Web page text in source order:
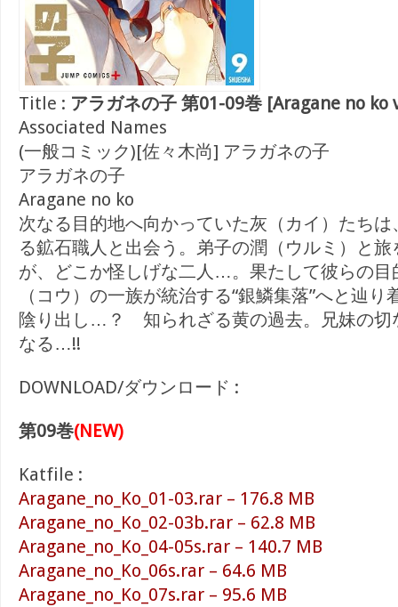
Title : アラガネの子 第01-09巻 [Aragane no ko
Associated Names
(一般コミック)[佐々木尚] アラガネの子
アラガネの子
Aragane no ko
次なる目的地へ向かっていた灰（カイ）たち
る鉱石職人と出会う。弟子の潤（ウルミ）と
が、どこか怪しげな二人…。果たして彼らの
（コウ）の一族が統治する“銀鱗集落”へと辿
陰り出し…？ 知られざる黄の過去。兄妹の切
なる…!!
DOWNLOAD/ダウンロード :
第09巻(NEW)
Katfile :
Aragane_no_Ko_01-03.rar – 176.8 MB
Aragane_no_Ko_02-03b.rar – 62.8 MB
Aragane_no_Ko_04-05s.rar – 140.7 MB
Aragane_no_Ko_06s.rar – 64.6 MB
Aragane_no_Ko_07s.rar – 95.6 MB